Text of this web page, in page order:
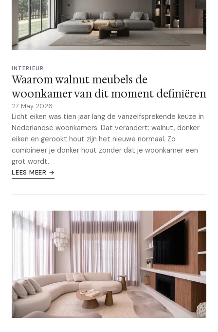
INTERIEUR
Waarom walnut meubels de
woonkamer van dit moment definiëren
27 May 2026
Licht eiken was tien jaar lang de vanzelfsprekende keuze in
Nederlandse woonkamers. Dat verandert: walnut, donker
eiken en gerookt hout zijn het nieuwe normaal. Zo
combineer je donker hout zonder dat je woonkamer een
grot wordt.
LEES MEER →